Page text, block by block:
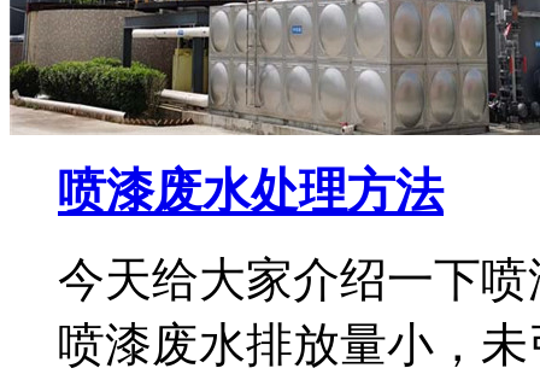
喷漆废水处理方法
今天给大家介绍一下
喷漆废水排放量小，